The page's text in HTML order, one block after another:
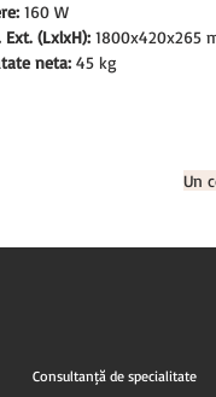
160 W
Ext. (LxlxH): 1800x420x265
neta: 45 kg
Un
Consultanță de specialitate